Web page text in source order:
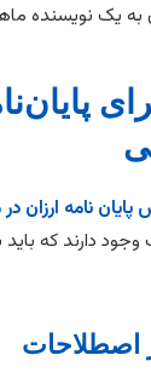
به یک نویسنده
پایان نامه ارزان
دارند که باید